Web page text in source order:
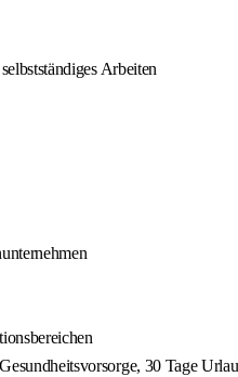
Arbeiten
30 Tage